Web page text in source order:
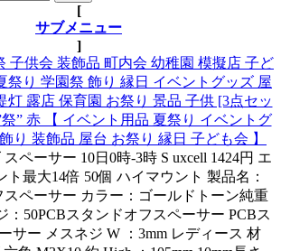
[
サブメニュー
]
子供会 装飾品 町内会 幼稚園 模擬店 子ど
祭り 学園祭 飾り 縁日 イベントグッズ 屋
灯 露店 保育園 お祭り 景品 子供 [3点セッ
祭” 赤 【 イベント用品 夏祭り イベントグ
り 装飾品 屋台 お祭り 縁日 子ども会 】
ペーサー 10日0時-3時 S uxcell 1424円 エ
ト最大14倍 50個 ハイマウント 製品名：
スペーサー カラー：ゴールドトーン純重
：50PCBスタンドオフスペーサー PCBス
サー メスネジ W ：3mm レディース 材